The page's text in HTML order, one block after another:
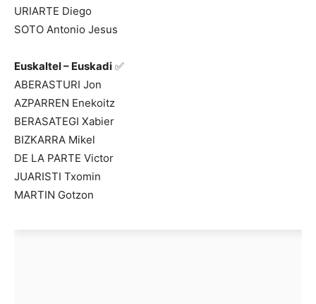
URIARTE Diego
SOTO Antonio Jesus
Euskaltel – Euskadi ✅
ABERASTURI Jon
AZPARREN Enekoitz
BERASATEGI Xabier
BIZKARRA Mikel
DE LA PARTE Victor
JUARISTI Txomin
MARTIN Gotzon